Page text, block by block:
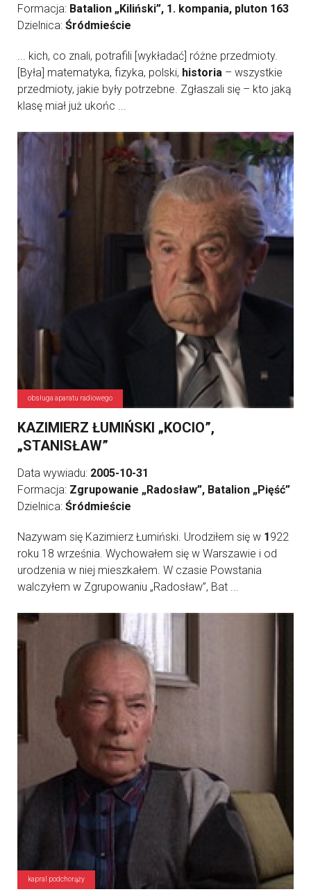
Formacja: Batalion „Kiliński”, 1. kompania, pluton 163
Dzielnica: Śródmieście
... kich, co znali, potrafili [wykładać] różne przedmioty.
[Była] matematyka, fizyka, polski, historia – wszystkie
przedmioty, jakie były potrzebne. Zgłaszali się – kto jaką
klasę miał już ukońc ...
obsługa aparatu radiowego
KAZIMIERZ ŁUMIŃSKI „KOCIO”,
„STANISŁAW”
Data wywiadu: 2005-10-31
Formacja: Zgrupowanie „Radosław”, Batalion „Pięść”
Dzielnica: Śródmieście
Nazywam się Kazimierz Łumiński. Urodziłem się w 1 922
roku 18 września. Wychowałem się w Warszawie i od
urodzenia w niej mieszkałem. W czasie Powstania
walczyłem w Zgrupowaniu „Radosław”, Bat ...
kapral podchorąży